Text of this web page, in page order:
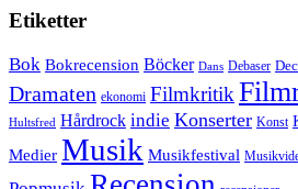
Etiketter
Bok Bokrecension Böcker Dans Debaser
Dramaten ekonomi Filmkritik
Hultsfred Hårdrock indie Konserter Konst
Medier Musik Musikfestival